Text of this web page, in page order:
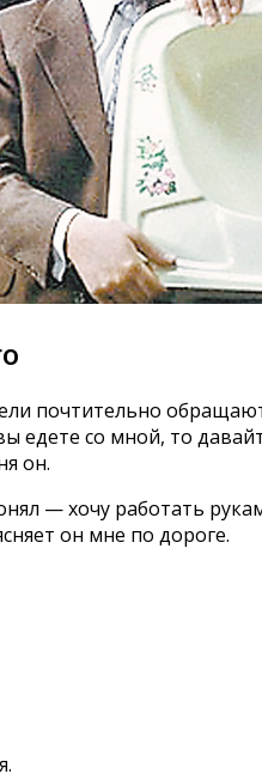
почтительно
едете со мной, то
он.
— хочу работать
он мне по дороге.